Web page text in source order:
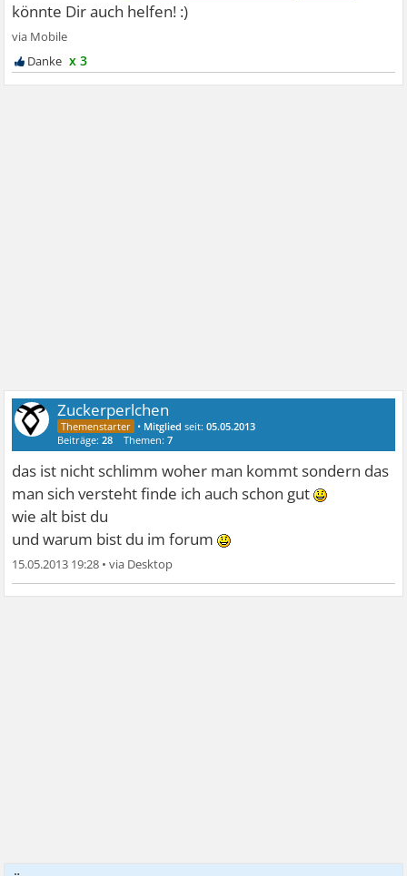
x 3
Zuckerperlchen
• Mitglied seit:05.05.2013
Beiträge:28 Themen:7
das ist nicht schlimm woher man kommt sondern das
man sich versteht finde ich auch schon gut
wie alt bist du
und warum bist du im forum
15.05.2013 19:28 •